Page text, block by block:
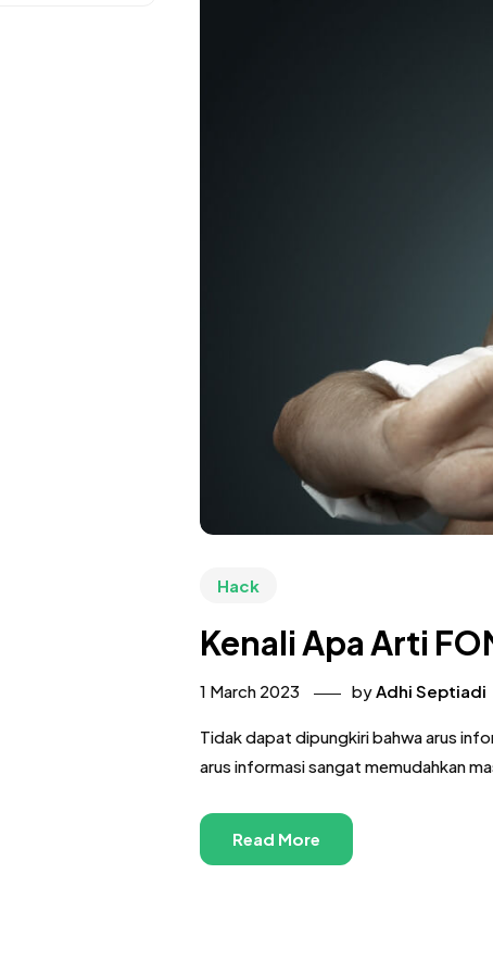
Hack
Kenali Apa Arti
1 March 2023 byAdhi Septiadi
Tidak dapat dipungkiri bahwa arus
arus informasi sangat memudahkan
Read More